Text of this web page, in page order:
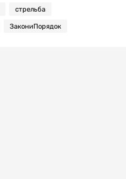
стрельба
ЗакониПорядок